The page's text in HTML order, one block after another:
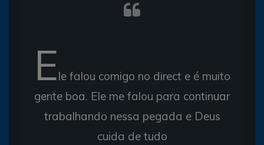
Ele falou comigo no direct e é muito
gente boa. Ele me falou para continuar
trabalhando nessa pegada e Deus
cuida de tudo